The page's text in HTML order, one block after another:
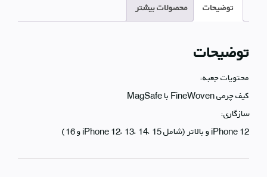
توضیحات محصولات بیشتر
توضیحات
محتویات جعبه:
کیف چرمی FineWoven با MagSafe
سازگاری:
iPhone 12 و بالاتر (شامل iPhone 12، 13، 14، 15 و 16)